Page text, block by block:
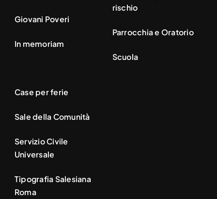
Giovani Poveri
In memoriam
rischio
Parrocchia e Oratorio
Scuola
Case per ferie
Sale della Comunità
Servizio Civile
Universale
Tipografia Salesiana
Roma